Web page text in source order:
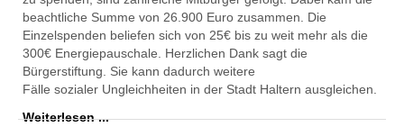
beachtliche Summe von 26.900 Euro zusammen. Die
Einzelspenden beliefen sich von 25€ bis zu weit mehr als die
300€ Energiepauschale. Herzlichen Dank sagt die
Bürgerstiftung. Sie kann dadurch weitere
Fälle sozialer Ungleichheiten in der Stadt Haltern ausgleichen.
Weiterlesen ...